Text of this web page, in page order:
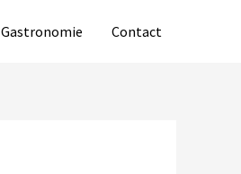
Gastronomie Contact